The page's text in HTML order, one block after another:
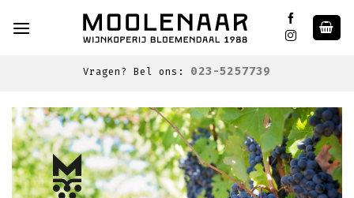
to
Vragen? Bel ons: 023-5257739